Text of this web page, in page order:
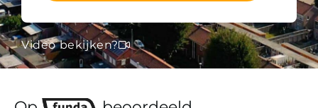
Video bekijken?